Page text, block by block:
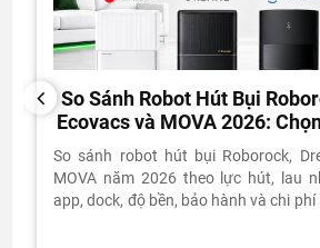
PREVIOUS
So Sánh Robot Hút Bụi
Ecovacs và MOVA 2026:
Nào?
So sánh robot hút bụi Roborock,
MOVA năm 2026 theo lực hút, lau
app, dock, độ bền, bảo hành và chi